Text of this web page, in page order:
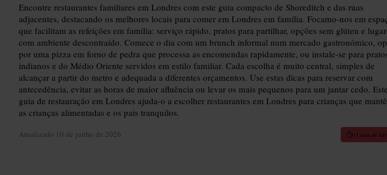
Encontre restaurantes familiares em Londres com este guia compacto de Shoreditch e das ruas
adjacentes, destacando os melhores locais para comer em Londres em família. Focamo-nos em
que facilitam as refeições em família: serviço rápido, pratos para partilhar, opções sem glúten e
com ambiente descontraído. Comece o dia com um brunch informal num mercado gastronómico,
por uma pizza em forno de pedra que processa as encomendas rapidamente, ou instale-se para
indianos e do Médio Oriente servidos em estilo familiar. Cada escolha é muito central, simples de
alcançar a partir do metro e adequada a diferentes orçamentos. Use estas dicas para reservar com
antecedência, evitar as horas de maior afluência ou levar os mais pequenos para um jantar cedo. Este
guia de restauração em Londres ajuda-o a escolher restaurantes em Londres para crianças que
as crianças alimentadas e os pais tranquilos.
Atualizado 10 de junho de 2026 11 min de